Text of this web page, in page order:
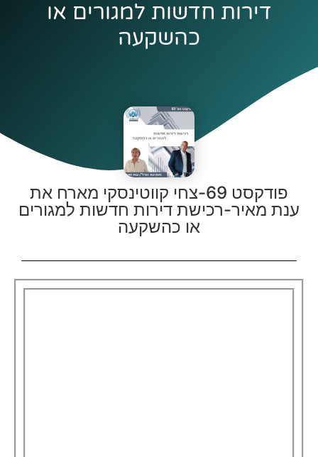
דירות חדשות למגורים או
כהשקעה
פודקסט 69-צחי קווטינסקי מארח את
ענת מאיר-רכישת דירות חדשות למגורים
או כהשקעה